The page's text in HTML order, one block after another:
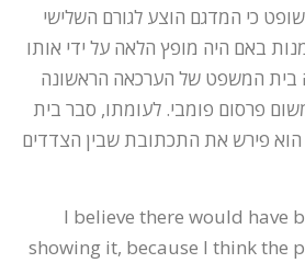
כי המדגם הוצע לגורם השלישי
באם היה מופץ הלאה על ידי אותו
בית המשפט של הערכאה הראשונה
פרסום פומבי. לעומתו, סבר בית
פירש את התכתובת שבין הצדדים
"I believe there would
showing it, because I think the